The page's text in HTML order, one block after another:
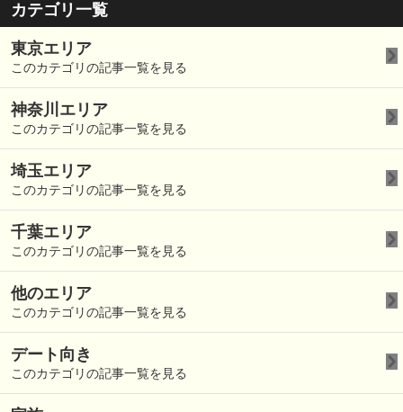
カテゴリ一覧
東京エリア
このカテゴリの記事一覧を見る
神奈川エリア
このカテゴリの記事一覧を見る
埼玉エリア
このカテゴリの記事一覧を見る
千葉エリア
このカテゴリの記事一覧を見る
他のエリア
このカテゴリの記事一覧を見る
デート向き
このカテゴリの記事一覧を見る